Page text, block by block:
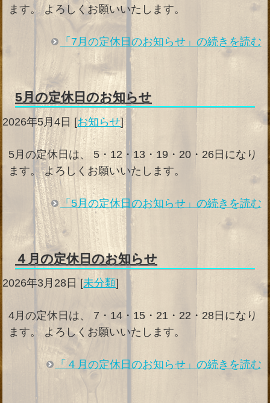
ます。 よろしくお願いいたします。
「7月の定休日のお知らせ」の続きを読む
5月の定休日のお知らせ
2026年5月4日 [お知らせ]
5月の定休日は、 5・12・13・19・20・26日になり
ます。 よろしくお願いいたします。
「5月の定休日のお知らせ」の続きを読む
４月の定休日のお知らせ
2026年3月28日 [未分類]
4月の定休日は、 7・14・15・21・22・28日になり
ます。 よろしくお願いいたします。
「４月の定休日のお知らせ」の続きを読む